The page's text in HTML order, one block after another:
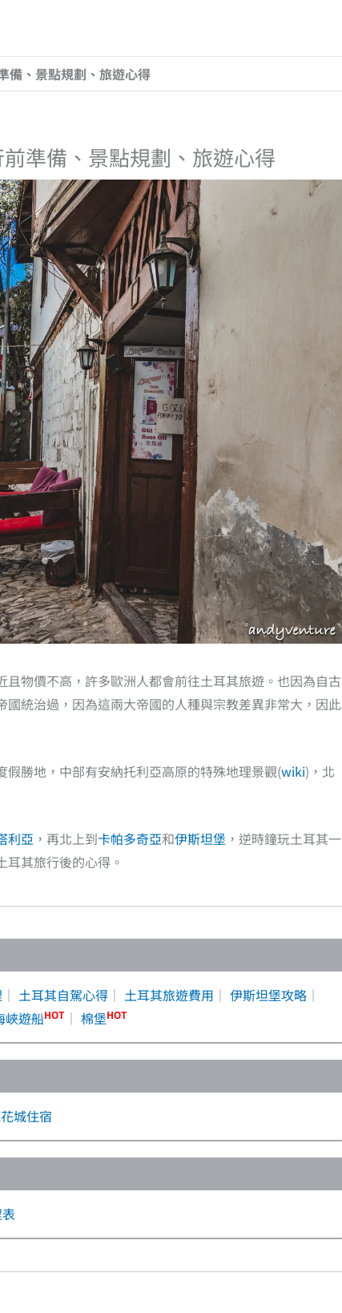
備、景點規劃、旅遊心得
準備、景點規劃、旅遊心得
物價不高，許多歐洲人都會前往土耳其旅遊。也因為自古
統治過，因為這兩大帝國的人種與宗教差異非常大，因此
勝地，中部有安納托利亞高原的特殊地理景觀(wiki)，北
利亞 ，再北上到卡帕多奇亞和伊斯坦堡 ，逆時鐘玩土耳其一
耳其旅行後的心得。
｜ 土耳其自駕心得 ｜ 土耳其旅遊費用 ｜ 伊斯坦堡攻略 ｜
峽遊船HOT ｜ 棉堡HOT
城住宿